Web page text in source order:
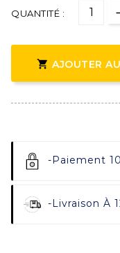
QUANTITÉ :
 AJOUTER
- Paiement
- Livraison À